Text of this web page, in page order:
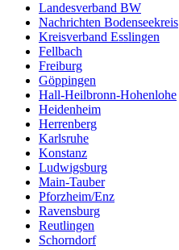
Landesverband BW
Nachrichten Bodenseekreis
Kreisverband Esslingen
Fellbach
Freiburg
Göppingen
Hall-Heilbronn-Hohenlohe
Heidenheim
Herrenberg
Karlsruhe
Konstanz
Ludwigsburg
Main-Tauber
Pforzheim/Enz
Ravensburg
Reutlingen
Schorndorf